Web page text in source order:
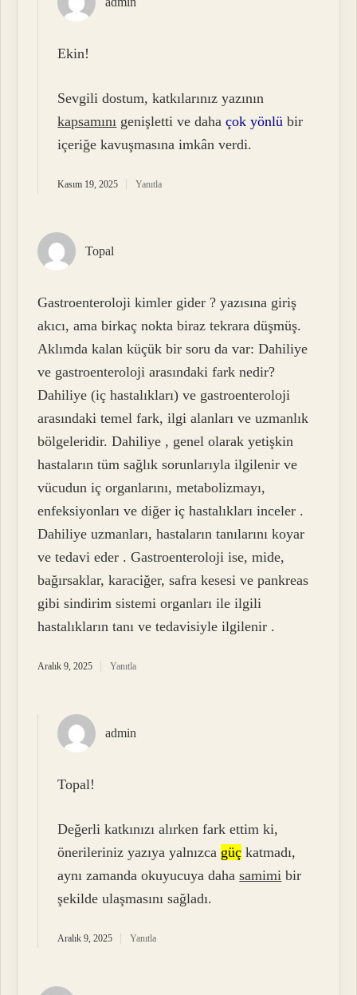
Ekin!
Sevgili dostum, katkılarınız yazının
kapsamını genişletti ve dahaçok yönlü bir
içeriğe kavuşmasına imkân verdi.
Kasım 19, 2025 Yanıtla
Topal
Gastroenteroloji kimler gider ? yazısına giriş
akıcı, ama birkaç nokta biraz tekrara düşmüş.
Aklımda kalan küçük bir soru da var: Dahiliye
ve gastroenteroloji arasındaki fark nedir?
Dahiliye (iç hastalıkları) ve gastroenteroloji
arasındaki temel fark, ilgi alanları ve uzmanlık
bölgeleridir. Dahiliye , genel olarak yetişkin
hastaların tüm sağlık sorunlarıyla ilgilenir ve
vücudun iç organlarını, metabolizmayı,
enfeksiyonları ve diğer iç hastalıkları inceler .
Dahiliye uzmanları, hastaların tanılarını koyar
ve tedavi eder . Gastroenteroloji ise, mide,
bağırsaklar, karaciğer, safra kesesi ve pankreas
gibi sindirim sistemi organları ile ilgili
hastalıkların tanı ve tedavisiyle ilgilenir .
Aralık 9, 2025 Yanıtla
admin
Topal!
Değerli katkınızı alırken fark ettim ki,
önerileriniz yazıya yalnızca güç katmadı,
aynı zamanda okuyucuya dahasamimi bir
şekilde ulaşmasını sağladı.
Aralık 9, 2025 Yanıtla